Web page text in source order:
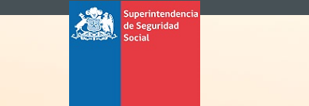
Superintendencia
de